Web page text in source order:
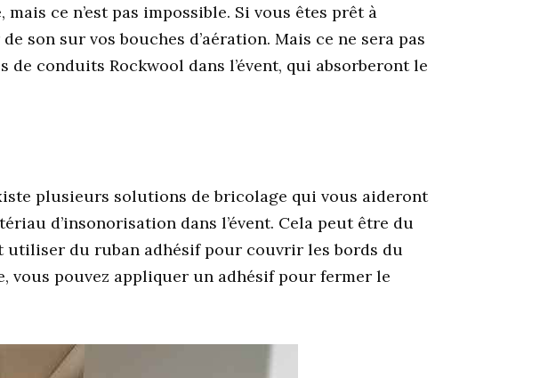
ce n’est pas impossible. Si vous êtes prêt à
son sur vos bouches d’aération. Mais ce ne sera pas
de conduits Rockwool dans l’évent, qui absorberont le
plusieurs solutions de bricolage qui vous aideront
d’insonorisation dans l’évent. Cela peut être du
utiliser du ruban adhésif pour couvrir les bords du
vous pouvez appliquer un adhésif pour fermer le